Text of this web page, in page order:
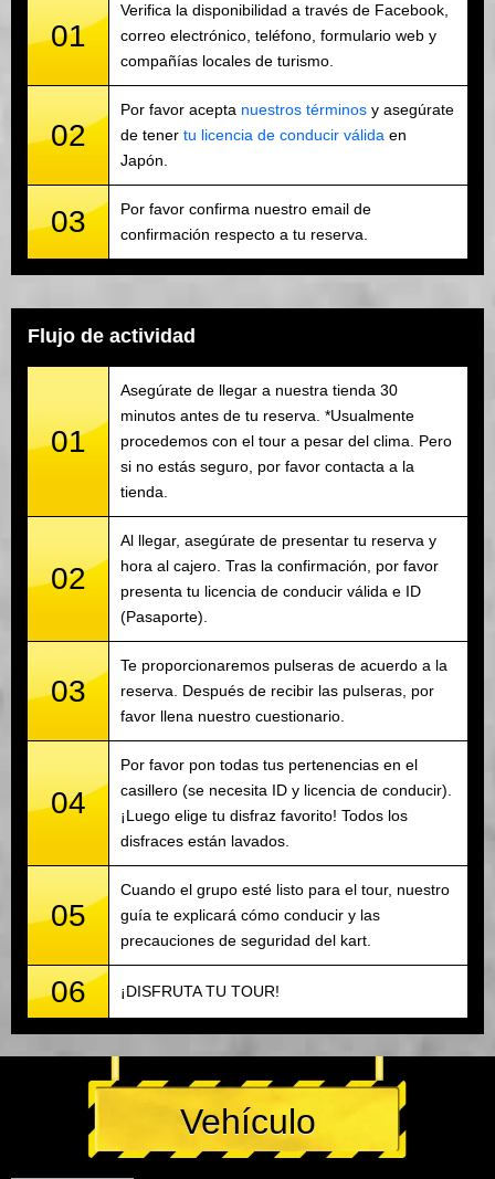
01
Verifica la disponibilidad a través de Facebook,
correo electrónico, teléfono, formulario web y
compañías locales de turismo.
02
Por favor acepta nuestros términos y asegúrate
de tener tu licencia de conducir válida en
Japón.
03
Por favor confirma nuestro email de
confirmación respecto a tu reserva.
Flujo de actividad
01
Asegúrate de llegar a nuestra tienda 30
minutos antes de tu reserva. *Usualmente
procedemos con el tour a pesar del clima. Pero
si no estás seguro, por favor contacta a la
tienda.
02
Al llegar, asegúrate de presentar tu reserva y
hora al cajero. Tras la confirmación, por favor
presenta tu licencia de conducir válida e ID
(Pasaporte).
03
Te proporcionaremos pulseras de acuerdo a la
reserva. Después de recibir las pulseras, por
favor llena nuestro cuestionario.
04
Por favor pon todas tus pertenencias en el
casillero (se necesita ID y licencia de conducir).
¡Luego elige tu disfraz favorito! Todos los
disfraces están lavados.
05
Cuando el grupo esté listo para el tour, nuestro
guía te explicará cómo conducir y las
precauciones de seguridad del kart.
06 ¡DISFRUTA TU TOUR!
Vehículo